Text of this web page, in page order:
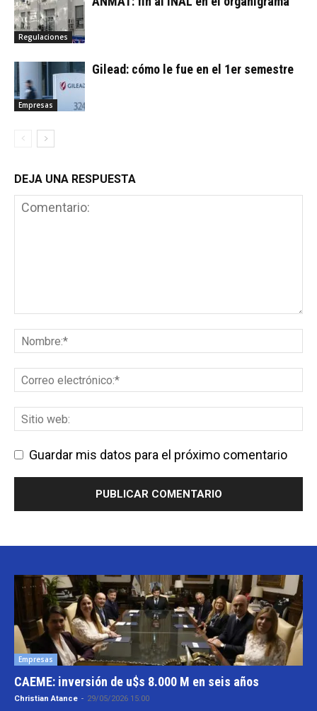
Regulaciones
Empresas
Gilead: cómo le fue en el 1er semestre
DEJA UNA RESPUESTA
Guardar mis datos para el próximo comentario
Empresas
CAEME: inversión de u$s 8.000 M en seis años
Christian Atance - 29/05/2026 15:00